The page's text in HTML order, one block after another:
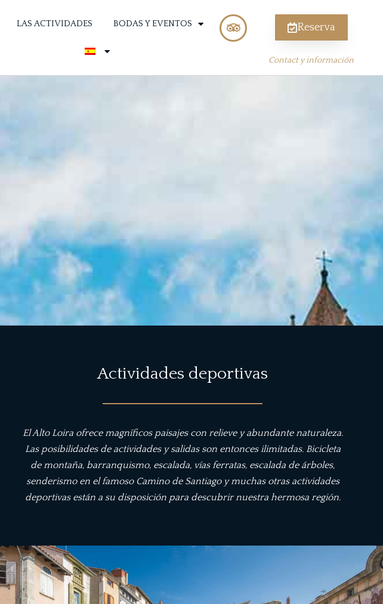
LAS ACTIVIDADES BODAS Y EVENTOS Reserva
Contact y información
Actividades deportivas
El Alto Loira ofrece magníficos paisajes con relieve y abundante naturaleza.
Las posibilidades de actividades y salidas son entonces ilimitadas. Bicicleta
de montaña, barranquismo, escalada, vías ferratas, escalada de árboles,
senderismo en el famoso Camino de Santiago y muchas otras actividades
deportivas están a su disposición para descubrir nuestra hermosa región.